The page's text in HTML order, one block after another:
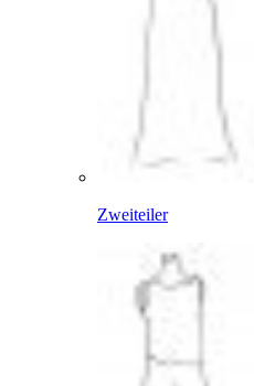
Zweiteiler